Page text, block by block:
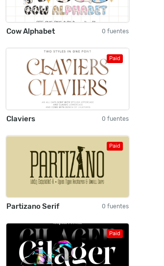
Cow Alphabet 0 fuentes
Paid
Claviers 0 fuentes
Paid
Partizano Serif 0 fuentes
Paid